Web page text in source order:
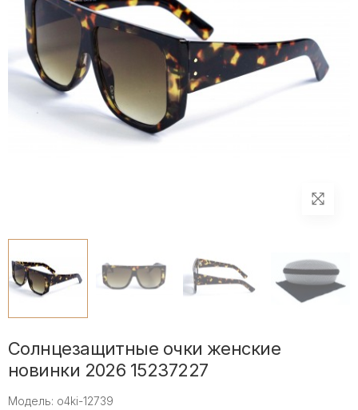
Солнцезащитные очки женские
новинки 2026 15237227
Модель: o4ki-12739